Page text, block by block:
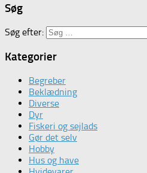
Søg
Søg efter:
Kategorier
Begreber
Beklædning
Diverse
Dyr
Fiskeri og sejlads
Gør det selv
Hobby
Hus og have